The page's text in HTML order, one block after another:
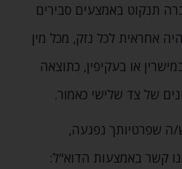
תנקוט באמצעים סבירים
אחראית לכל נזק‚ מכל מין
או בעקיפין‚ כתוצאה
של צד שלישי כאמור.
ה שפרטיותך נפגעה‚
קשר באמצעות הדוא"ל: